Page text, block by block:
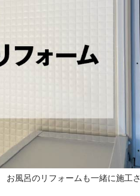
風呂のリフォームも一緒に施工さ